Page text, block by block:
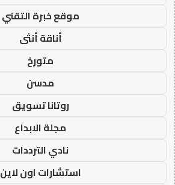
موقع خبرة التقني
أناقة أنثى
متورخ
مدسن
روتانا تسويق
مجلة الابداع
نادي الترددات
استشارات اون لاين